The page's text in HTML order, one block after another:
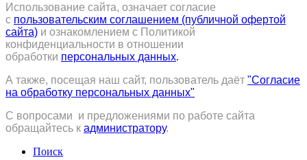
Использование сайта, означает согласие
с пользовательским соглашением (публичной офертой
сайта) и ознакомлением с Политикой
конфиденциальности в отношении
обработки персональных данных.
А также, посещая наш сайт, пользователь даёт "Согласие
на обработку персональных данных"
С вопросами и предложениями по работе сайта
обращайтесь к администратору.
Поиск